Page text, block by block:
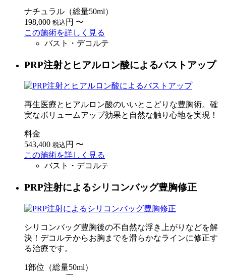
ナチュラル（総量50ml）
198,000 税込 円 〜
この施術を詳しく見る
バスト・デコルテ
PRP注射とヒアルロン酸によるバストアップ
再生医療とヒアルロン酸のいいとこどりな豊胸術。確
実なボリュームアップ効果と自然な触り心地を実現！
料金
543,400 税込 円 〜
この施術を詳しく見る
バスト・デコルテ
PRP注射によるシリコンバッグ豊胸修正
シリコンバッグ豊胸後の不自然な浮き上がりなどを解
決！デコルテからお胸までを滑らかなラインに修正す
る治療です。
1部位（総量50ml）